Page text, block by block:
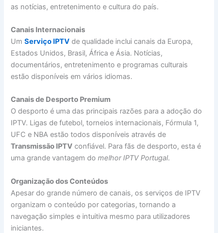
as notícias, entretenimento e cultura do país.
Canais Internacionais
UmServiço IPTV de qualidade inclui canais da Europa,
Estados Unidos, Brasil, África e Ásia. Notícias,
documentários, entretenimento e programas culturais
estão disponíveis em vários idiomas.
Canais de Desporto Premium
O desporto é uma das principais razões para a adoção do
IPTV. Ligas de futebol, torneios internacionais, Fórmula 1,
UFC e NBA estão todos disponíveis através de
Transmissão IPTV confiável. Para fãs de desporto, esta é
uma grande vantagem domelhor IPTV Portugal.
Organização dos Conteúdos
Apesar do grande número de canais, os serviços de IPTV
organizam o conteúdo por categorias, tornando a
navegação simples e intuitiva mesmo para utilizadores
iniciantes.